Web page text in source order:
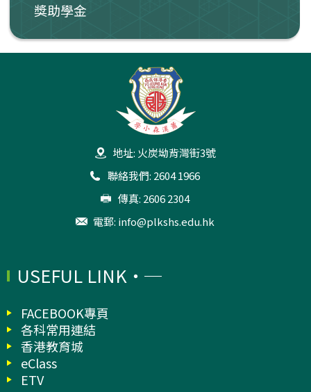
獎助學金
地址: 火炭坳背灣街3號
聯絡我們: 2604 1966
傳真: 2606 2304
電郵: info@plkshs.edu.hk
USEFUL LINK
FACEBOOK專頁
各科常用連結
香港教育城
eClass
ETV